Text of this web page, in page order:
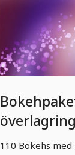
- 1
110 Bokehs med